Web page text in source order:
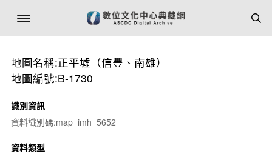
地圖名稱:正平墟（信豐、南雄）
地圖編號:B-1730
識別資訊
資料識別碼:map_imh_5652
資料類型